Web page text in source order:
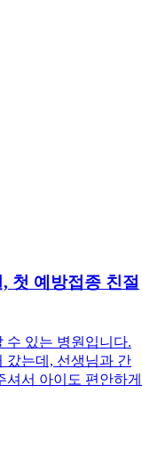
첫 예방접종 친절
수 있는 병원입니다.
갔는데, 선생님과 간
서 아이도 편안하게